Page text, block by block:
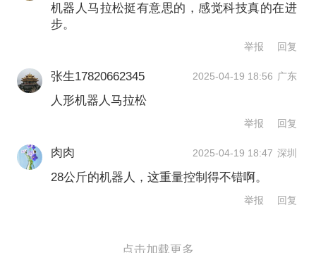
获得第一名的天工机器人团队则表示，
本次参赛，主要是能更好地去验证人形
机器人的一些关键共性技术问题，并在
过程中发现和解决这些问题。比如本体
和一体化关节的稳定性和耐热性，运动
控制算法的泛化性，能耗系统的高效率
等等。
宇树机器人的身影。宇树相关负责人回
机器人马拉松挺有意思的，感觉科技真的在进
步。
举报 回复
张生17820662345 2025-04-19 18:56 广东
人形机器人马拉松
举报 回复
肉肉 2025-04-19 18:47 深圳
28公斤的机器人，这重量控制得不错啊。
举报 回复
点击加载更多